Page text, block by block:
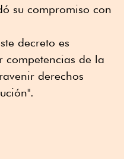
su compromiso con
decreto es
competencias de la
derechos